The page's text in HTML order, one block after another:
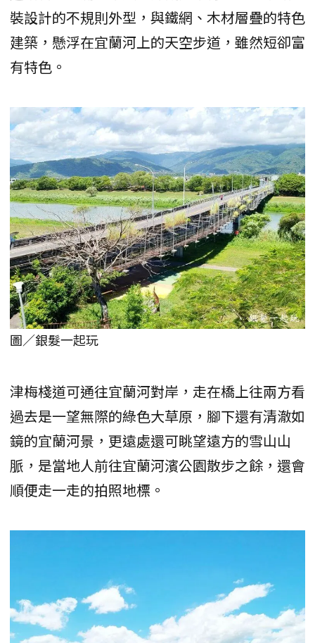
裝設計的不規則外型，與鐵網、木材層疊的特色
建築，懸浮在宜蘭河上的天空步道，雖然短卻富
有特色。
圖／銀髮一起玩
津梅棧道可通往宜蘭河對岸，走在橋上往兩方看
過去是一望無際的綠色大草原，腳下還有清澈如
鏡的宜蘭河景，更遠處還可眺望遠方的雪山山
脈，是當地人前往宜蘭河濱公園散步之餘，還會
順便走一走的拍照地標。